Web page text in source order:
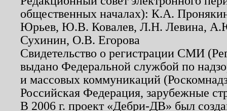
общественных началах): К.А.
Юрьев, Ю.В. Ковалев, Л.Н. Левина,
Сухинин, О.В. Егорова
Свидетельство о регистрации СМИ
выдано Федеральной службой по
и массовых коммуникаций
Российская Федерация, зарубежные
В 2006 г. проект «Дебри-ДВ» был